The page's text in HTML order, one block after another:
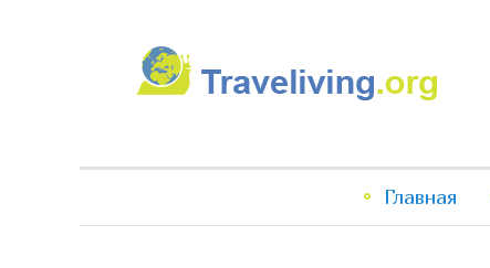
Traveliving
Главная